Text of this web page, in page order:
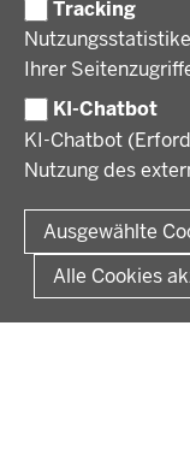
Tracking
Ihrer
KI-Chatbot
KI-Chatbot
Nutzung des
Ausgewählte
Alle Cookies
Stellenangebote
Ausbildung
Volljurist:in
Praktikum
Stellenangebote im
VERFAHREN
Amtsblatt
PRESSE
Pressemitteilungen
Podcast
© 2026
Fußzeile
Impressum
Kurzlink zu dieser Seite